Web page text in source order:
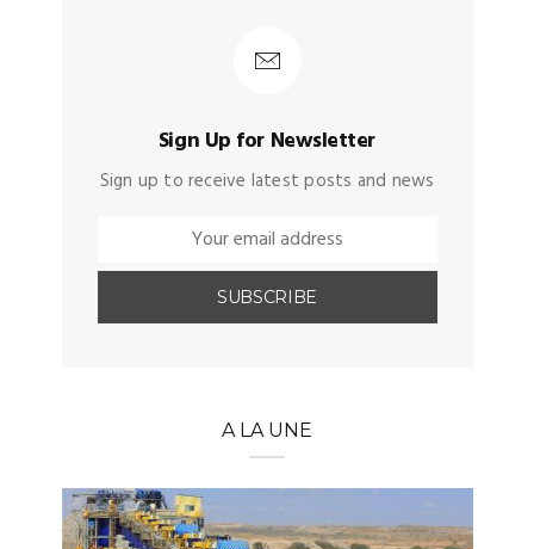
Sign Up for Newsletter
Sign up to receive latest posts and news
A LA UNE